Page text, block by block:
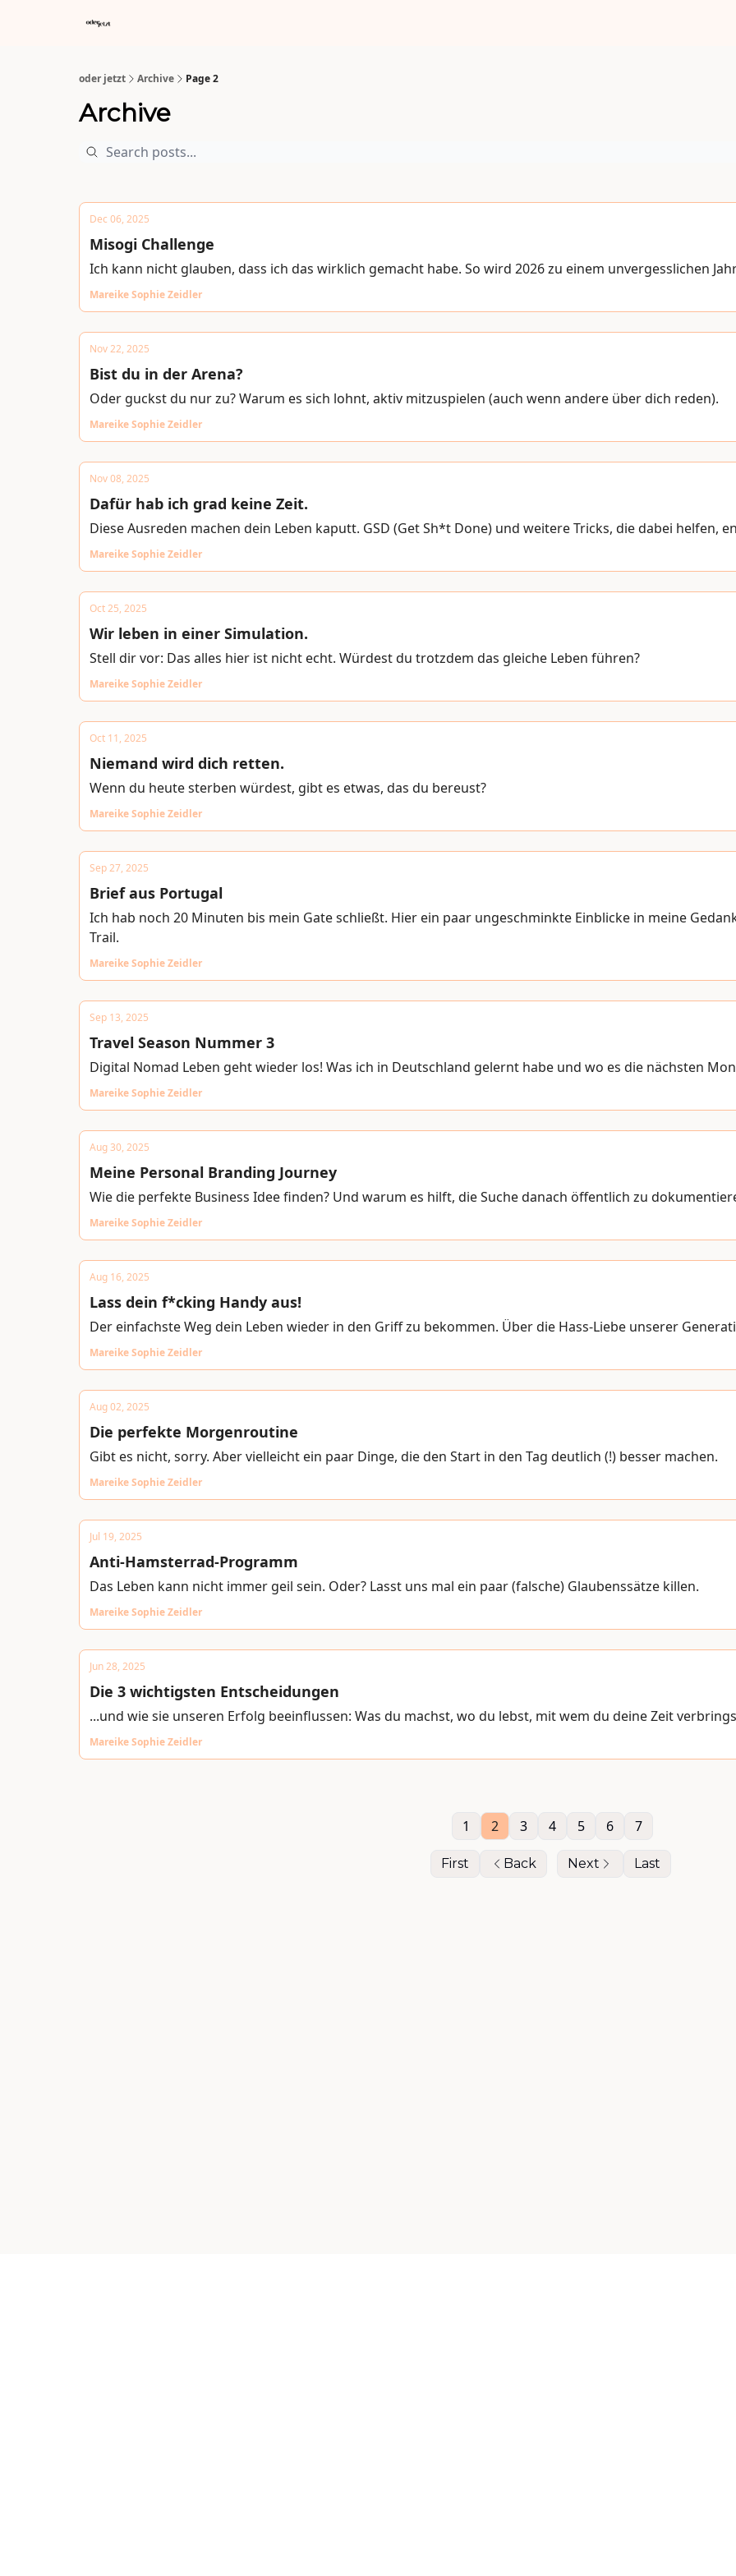
oder jetzt Archive Page 2
Archive
Dec 06, 2025
Misogi Challenge
Ich kann nicht glauben, dass ich das wirklich gemacht habe. So wird 2026 zu einem unvergesslichen
Mareike Sophie Zeidler
Nov 22, 2025
Bist du in der Arena?
Oder guckst du nur zu? Warum es sich lohnt, aktiv mitzuspielen (auch wenn andere über dich reden).
Mareike Sophie Zeidler
Nov 08, 2025
Dafür hab ich grad keine Zeit.
Diese Ausreden machen dein Leben kaputt. GSD (Get Sh*t Done) und weitere Tricks, die dabei helfen,
Mareike Sophie Zeidler
Oct 25, 2025
Wir leben in einer Simulation.
Stell dir vor: Das alles hier ist nicht echt. Würdest du trotzdem das gleiche Leben führen?
Mareike Sophie Zeidler
Oct 11, 2025
Niemand wird dich retten.
Wenn du heute sterben würdest, gibt es etwas, das du bereust?
Mareike Sophie Zeidler
Sep 27, 2025
Brief aus Portugal
Ich hab noch 20 Minuten bis mein Gate schließt. Hier ein paar ungeschminkte Einblicke in meine
Trail.
Mareike Sophie Zeidler
Sep 13, 2025
Travel Season Nummer 3
Digital Nomad Leben geht wieder los! Was ich in Deutschland gelernt habe und wo es die nächsten
Mareike Sophie Zeidler
Aug 30, 2025
Meine Personal Branding Journey
Wie die perfekte Business Idee finden? Und warum es hilft, die Suche danach öffentlich zu
Mareike Sophie Zeidler
Aug 16, 2025
Lass dein f*cking Handy aus!
Der einfachste Weg dein Leben wieder in den Griff zu bekommen. Über die Hass-Liebe unserer
Mareike Sophie Zeidler
Aug 02, 2025
Die perfekte Morgenroutine
Gibt es nicht, sorry. Aber vielleicht ein paar Dinge, die den Start in den Tag deutlich (!) besser machen.
Mareike Sophie Zeidler
Jul 19, 2025
Anti-Hamsterrad-Programm
Das Leben kann nicht immer geil sein. Oder? Lasst uns mal ein paar (falsche) Glaubenssätze killen.
Mareike Sophie Zeidler
Jun 28, 2025
Die 3 wichtigsten Entscheidungen
...und wie sie unseren Erfolg beeinflussen: Was du machst, wo du lebst, mit wem du deine Zeit
Mareike Sophie Zeidler
First Back
1 2 3 4 5 6 7
Next Last